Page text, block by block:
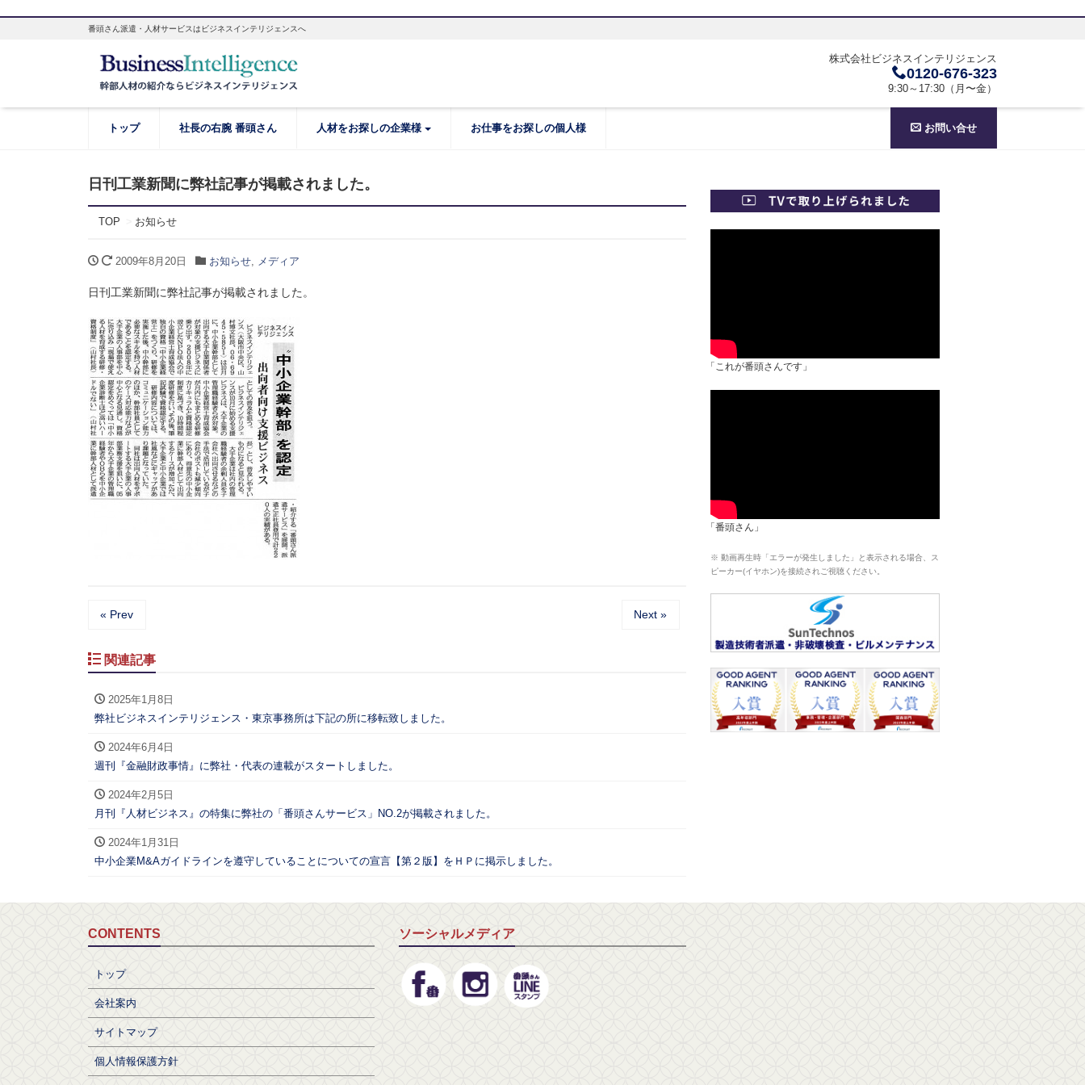
番頭さん派遣・人材サービスはビジネスインテリジェンスへ
株式会社ビジネスインテリジェンス
0120-676-323
9:30～17:30（月〜金）
トップ 社長の右腕 番頭さん 人材をお探しの企業様 お仕事をお探しの個人様 お問い合せ
日刊工業新聞に弊社記事が掲載されました。
TOP お知らせ
2009年8月20日 お知らせ, メディア
日刊工業新聞に弊社記事が掲載されました。
« Prev Next »
関連記事
2025年1月8日
弊社ビジネスインテリジェンス・東京事務所は下記の所に移転致しました。
2024年6月4日
週刊『金融財政事情』に弊社・代表の連載がスタートしました。
2024年2月5日
月刊『人材ビジネス』の特集に弊社の「番頭さんサービス」NO.2が掲載されました。
2024年1月31日
中小企業M&Aガイドラインを遵守していることについての宣言【第２版】をＨＰに掲示しました。
「これが番頭さんです」
「番頭さん」
※ 動画再生時「エラーが発生しました」と表示される場合、ス
ピーカー(イヤホン)を接続されご視聴ください。
CONTENTS
トップ
会社案内
サイトマップ
個人情報保護方針
ソーシャルメディア